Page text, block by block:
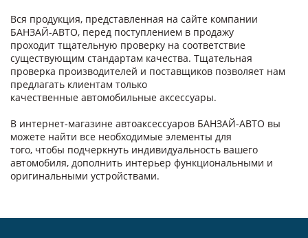
Вся продукция, представленная на сайте компании
БАНЗАЙ-АВТО, перед поступлением в продажу
проходит тщательную проверку на соответствие
существующим стандартам качества. Тщательная
проверка производителей и поставщиков позволяет нам
предлагать клиентам только
качественные автомобильные аксессуары.
В интернет-магазине автоаксессуаров БАНЗАЙ-АВТО вы
можете найти все необходимые элементы для
того, чтобы подчеркнуть индивидуальность вашего
автомобиля, дополнить интерьер функциональными и
оригинальными устройствами.